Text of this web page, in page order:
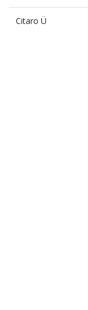
Citaro Ü